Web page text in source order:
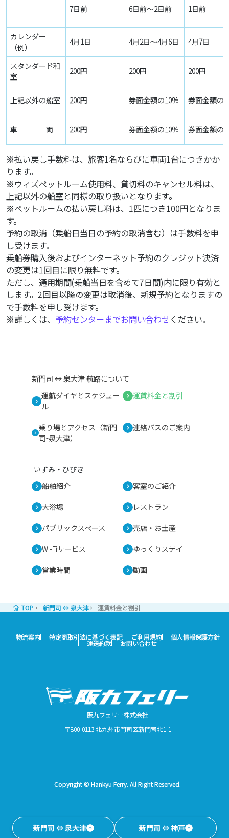
7日前 6日前～2日前 1日前
カレンダー
（例）
4月1日 4月2日～4月6日 4月7日
スタンダード和
室
200円 200円 200円
上記以外の船室 200円 券面金額の10% 券面金額の
車 両 200円 券面金額の10% 券面金額の
※払い戻し手数料は、旅客1名ならびに車両1台につきかか
ります。
※ウィズペットルーム使用料、貸切料のキャンセル料は、
上記以外の船室と同様の取り扱いとなります。
※ペットルームの払い戻し料は、1匹につき100円となりま
す。
予約の取消（乗船日当日の予約の取消含む）は手数料を申
し受けます。
乗船券購入後およびインターネット予約のクレジット決済
の変更は1回目に限り無料です。
ただし、通用期間(乗船当日を含めて7日間)内に限り有効と
します。2回目以降の変更は取消後、新規予約となりますの
で手数料を申し受けます。
※詳しくは、 予約センターまでお問い合わせください。
新門司 ↔︎ 泉大津 航路について
運航ダイヤとスケジュー
ル
運賃料金と割引
乗り場とアクセス（新門
司-泉大津）
連絡バスのご案内
いずみ・ひびき
船舶紹介
客室のご紹介
大浴場 レストラン
パブリックスペース 売店・お土産
Wi-Fiサービス ゆっくりステイ
営業時間 動画
TOP 新門司 ⇔ 泉大津 運賃料金と割引
物流案内 特定商取引法に基づく表記 ご利用規約 個人情報保護方針
運送約款 お問い合わせ
阪九フェリー株式会社
〒800-0113 北九州市門司区新門司北1-1
Copyright © Hankyu Ferry. All Right Reserved.
新門司 ⇔ 泉大津 新門司 ⇔ 神戸